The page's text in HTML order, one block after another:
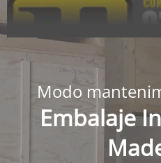
Modo
Embalaje